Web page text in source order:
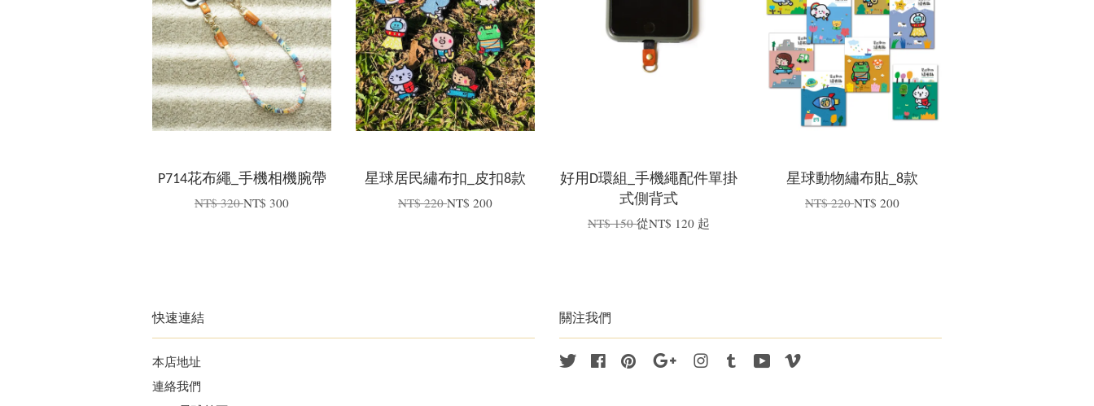
P714花布繩_手機相機腕帶
NT$ 320NT$ 300
星球居民繡布扣_皮扣8款
NT$ 220NT$ 200
好用D環組_手機繩配件單掛
式側背式
NT$ 150從NT$ 120 起
星球動物繡布貼_8款
NT$ 220NT$ 200
快速連結
本店地址
連絡我們
關注我們
Twitter FacebookPinterest Google InstagramTumblr YouTube